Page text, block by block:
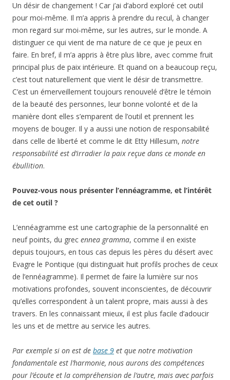
Un désir de changement ! Car j’ai d’abord exploré cet outil
pour moi-même. Il m’a appris à prendre du recul, à changer
mon regard sur moi-même, sur les autres, sur le monde. A
distinguer ce qui vient de ma nature de ce que je peux en
faire. En bref, il m’a appris à être plus libre, avec comme fruit
principal plus de paix intérieure. Et quand on a beaucoup reçu,
c’est tout naturellement que vient le désir de transmettre.
C’est un émerveillement toujours renouvelé d’être le témoin
de la beauté des personnes, leur bonne volonté et de la
manière dont elles s’emparent de l’outil et prennent les
moyens de bouger. Il y a aussi une notion de responsabilité
dans celle de liberté et comme le dit Etty Hillesum, notre
responsabilité est d’irradier la paix reçue dans ce monde en
ébullition.
Pouvez-vous nous présenter l’ennéagramme, et l’intérêt
de cet outil ?
L’ennéagramme est une cartographie de la personnalité en
neuf points, du grec ennea gramma, comme il en existe
depuis toujours, en tous cas depuis les pères du désert avec
Evagre le Pontique (qui distinguait huit profils proches de ceux
de l’ennéagramme). Il permet de faire la lumière sur nos
motivations profondes, souvent inconscientes, de découvrir
qu’elles correspondent à un talent propre, mais aussi à des
travers. En les connaissant mieux, il est plus facile d’adoucir
les uns et de mettre au service les autres.
Par exemple si on est de base 9 et que notre motivation
fondamentale est l’harmonie, nous aurons des compétences
pour l’écoute et la compréhension de l’autre, mais avec parfois